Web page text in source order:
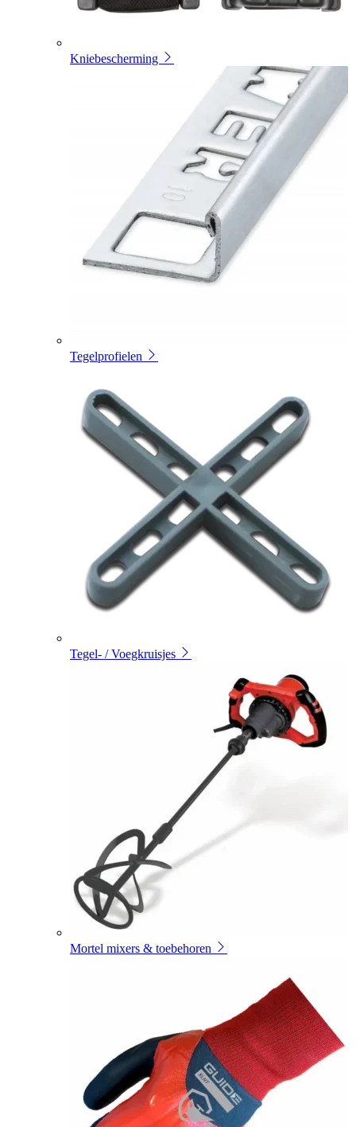
Kniebescherming
Tegelprofielen
Tegel- / Voegkruisjes
Mortel mixers & toebehoren